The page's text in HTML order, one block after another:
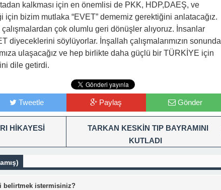
kalkması için en önemlisi de PKK, HDP,DAEŞ, ve
için bizim mutlaka “EVET” dememiz gerektiğini anlatacağız.
çalışmalardan çok olumlu geri dönüşler alıyoruz. İnsanlar
diyeceklerini söylüyorlar. İnşallah çalışmalarımızın sonunda
ulaşacağız ve hep birlikte daha güçlü bir TÜRKİYE için
dile getirdi.
Tweetle Paylaş Gönder
HİKAYESİ
TARKAN KESKİN TIP BAYRAMINI
KUTLADI
belirtmek istermisiniz?